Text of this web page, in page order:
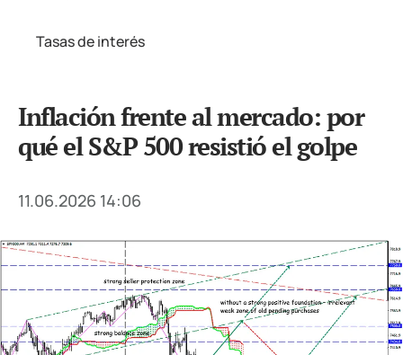
Tasas de interés
Inflación frente al mercado: por
qué el S&P 500 resistió el golpe
11.06.2026 14:06